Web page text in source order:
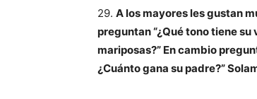
29. A los mayores les gustan
preguntan “¿Qué tono tiene
mariposas?” En cambio
¿Cuánto gana su padre?”